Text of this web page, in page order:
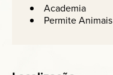
Academia
Permite Animais